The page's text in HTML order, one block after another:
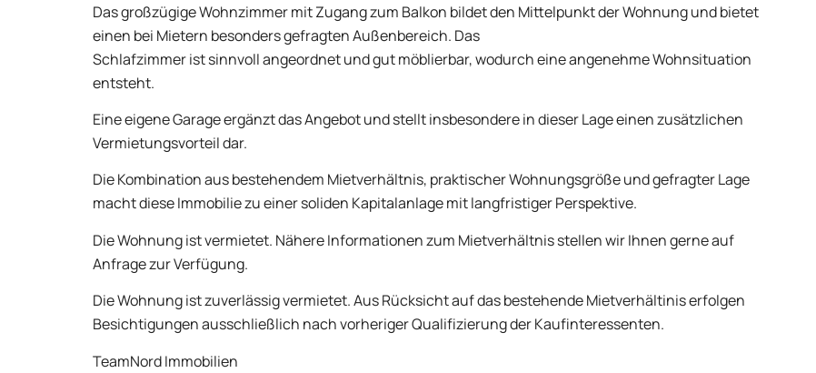
Das großzügige Wohnzimmer mit Zugang zum Balkon bildet den Mittelpunkt der Wohnung und bietet
einen bei Mietern besonders gefragten Außenbereich. Das
Schlafzimmer ist sinnvoll angeordnet und gut möblierbar, wodurch eine angenehme Wohnsituation
entsteht.
Eine eigene Garage ergänzt das Angebot und stellt insbesondere in dieser Lage einen zusätzlichen
Vermietungsvorteil dar.
Die Kombination aus bestehendem Mietverhältnis, praktischer Wohnungsgröße und gefragter Lage
macht diese Immobilie zu einer soliden Kapitalanlage mit langfristiger Perspektive.
Die Wohnung ist vermietet. Nähere Informationen zum Mietverhältnis stellen wir Ihnen gerne auf
Anfrage zur Verfügung.
Die Wohnung ist zuverlässig vermietet. Aus Rücksicht auf das bestehende Mietverhältinis erfolgen
Besichtigungen ausschließlich nach vorheriger Qualifizierung der Kaufinteressenten.
TeamNord Immobilien